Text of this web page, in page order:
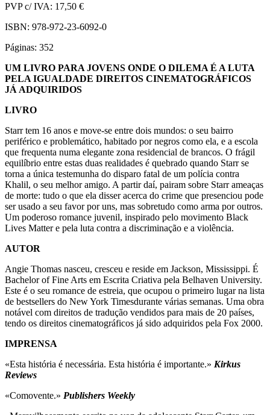
PVP c/ IVA: 17,50 €
ISBN: 978-972-23-6092-0
Páginas: 352
UM LIVRO PARA JOVENS ONDE O DILEMA É A LUTA
PELA IGUALDADE DIREITOS CINEMATOGRÁFICOS
JÁ ADQUIRIDOS
LIVRO
Starr tem 16 anos e move-se entre dois mundos: o seu bairro
periférico e problemático, habitado por negros como ela, e a escola
que frequenta numa elegante zona residencial de brancos. O frágil
equilíbrio entre estas duas realidades é quebrado quando Starr se
torna a única testemunha do disparo fatal de um polícia contra
Khalil, o seu melhor amigo. A partir daí, pairam sobre Starr ameaças
de morte: tudo o que ela disser acerca do crime que presenciou pode
ser usado a seu favor por uns, mas sobretudo como arma por outros.
Um poderoso romance juvenil, inspirado pelo movimento Black
Lives Matter e pela luta contra a discriminação e a violência.
AUTOR
Angie Thomas nasceu, cresceu e reside em Jackson, Mississippi. É
Bachelor of Fine Arts em Escrita Criativa pela Belhaven University.
Este é o seu romance de estreia, que ocupou o primeiro lugar na lista
de bestsellers do New York Timesdurante várias semanas. Uma obra
notável com direitos de tradução vendidos para mais de 20 países,
tendo os direitos cinematográficos já sido adquiridos pela Fox 2000.
IMPRENSA
«Esta história é necessária. Esta história é importante.» Kirkus
Reviews
«Comovente.» Publishers Weekly